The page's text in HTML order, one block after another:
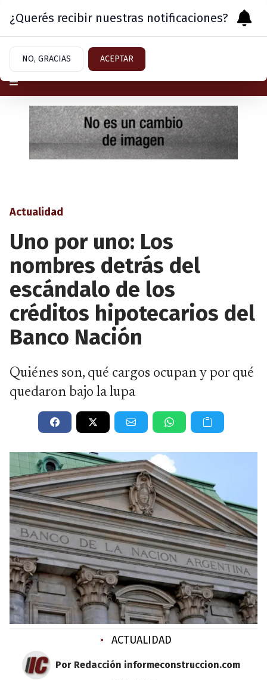
Viernes 7 de Agosto
Actualidad
Uno por uno: Los
nombres detrás del
escándalo de los
créditos hipotecarios del
Banco Nación
Quiénes son, qué cargos ocupan y por qué
quedaron bajo la lupa
• ACTUALIDAD
Por Redacción informeconstruccion.com
¿Querés recibir nuestras notificaciones?
NO, GRACIAS ACEPTAR